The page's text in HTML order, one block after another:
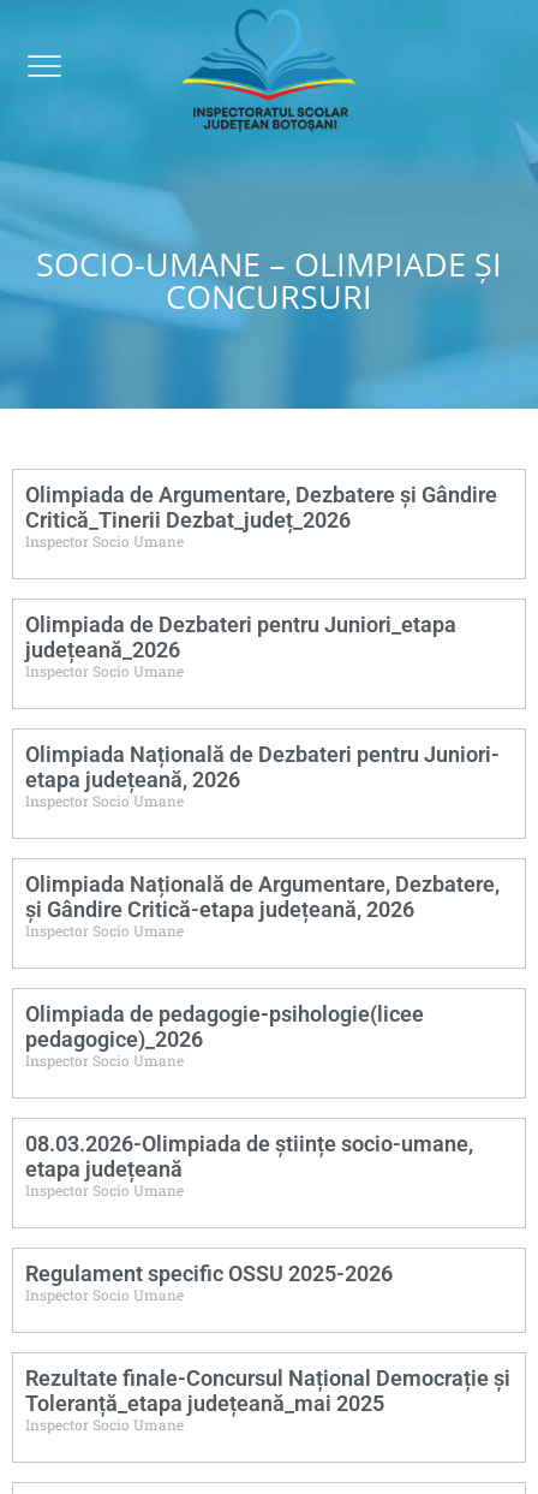
SOCIO-UMANE – OLIMPIADE ȘI
CONCURSURI
Olimpiada de Argumentare, Dezbatere și Gândire
Critică_Tinerii Dezbat_județ_2026
Inspector Socio Umane
Olimpiada de Dezbateri pentru Juniori_etapa
județeană_2026
Inspector Socio Umane
Olimpiada Națională de Dezbateri pentru Juniori-
etapa județeană, 2026
Inspector Socio Umane
Olimpiada Națională de Argumentare, Dezbatere,
și Gândire Critică-etapa județeană, 2026
Inspector Socio Umane
Olimpiada de pedagogie-psihologie(licee
pedagogice)_2026
Inspector Socio Umane
08.03.2026-Olimpiada de științe socio-umane,
etapa județeană
Inspector Socio Umane
Regulament specific OSSU 2025-2026
Inspector Socio Umane
Rezultate finale-Concursul Național Democrație și
Toleranță_etapa județeană_mai 2025
Inspector Socio Umane